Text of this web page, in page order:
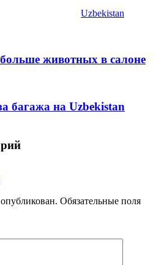
Uzbekistan
животных в салоне
багажа на Uzbekistan
Обязательные поля